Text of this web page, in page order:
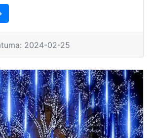
2024-02-25